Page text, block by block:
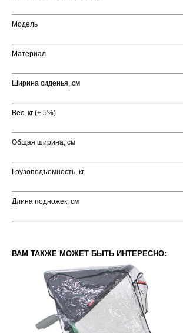
Модель
Материал
Ширина сиденья, см
Вес, кг (± 5%)
Общая ширина, см
Грузоподъемность, кг
Длина подножек, см
ВАМ ТАКЖЕ МОЖЕТ БЫТЬ ИНТЕРЕСНО: